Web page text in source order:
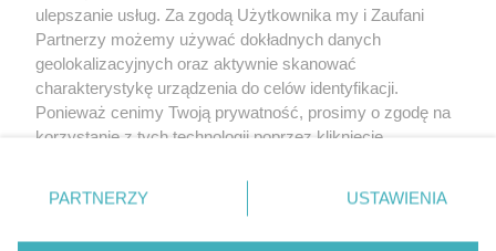
O nas
Informacje prawne
Nasze serwisy
© 2026 Grupa ZPR Media
ulepszanie usług. Za zgodą Użytkownika my i Zaufani
Partnerzy możemy używać dokładnych danych
geolokalizacyjnych oraz aktywnie skanować
charakterystykę urządzenia do celów identyfikacji.
Ponieważ cenimy Twoją prywatność, prosimy o zgodę na
korzystanie z tych technologii poprzez kliknięcie
zmienić/wycofać klikając przycisk ustawień prywatności
znajdujący się w lewym dolnym rogu strony
rodzaje przetwarzania danych nie wymagają zgody
PARTNERZY USTAWIENIA